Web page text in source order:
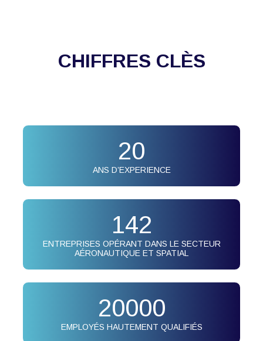
CHIFFRES CLÈS
20
ANS D’EXPERIENCE
142
ENTREPRISES OPÉRANT DANS LE SECTEUR
AÉRONAUTIQUE ET SPATIAL
20000
EMPLOYÉS HAUTEMENT QUALIFIÉS